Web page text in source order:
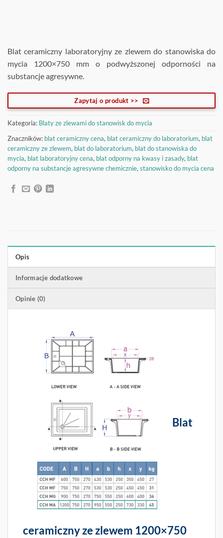
Blat ceramiczny laboratoryjny ze zlewem do stanowiska do
mycia 1200×750 mm o podwyższonej odporności na
substancje agresywne.
Zapytaj o produkt >>
Kategoria: Blaty ze zlewami do stanowisk do mycia
Znaczników: blat ceramiczny cena, blat ceramiczny do laboratorium, blat
ceramiczny ze zlewem, blat do laboratorium, blat do stanowiska do
mycia, blat laboratoryjny cena, blat odporny na kwasy i zasady, blat
odporny na substancje agresywne chemicznie, stanowisko do mycia cena
Opis
Informacje dodatkowe
Opinie (0)
Blat
ceramiczny ze zlewem 1200×750